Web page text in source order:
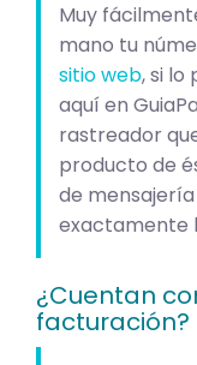
Muy
mano tu
sitio web, si lo
aquí en
rastreador
producto de
de
exactamente
¿Cuentan
facturación?